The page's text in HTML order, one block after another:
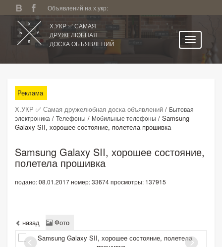
Объявлений на х.укр:
Х.УКР ✅ САМАЯ
ДРУЖЕЛЮБНАЯ
ДОСКА ОБЪЯВЛЕНИЙ
Все регионы
Категории
Избранное
Личный кабинет
Поиск по сайту
Подать объявление
Реклама
Х.УКР ✅ Самая дружелюбная доска объявлений / Бытовая
электроника / Телефоны / Мобильные телефоны / Samsung
Galaxy SII, хорошее состояние, полетела прошивка
Samsung Galaxy SII, хорошее состояние,
полетела прошивка
подано: 08.01.2017номер: 33674просмотры: 137915
назад Фото